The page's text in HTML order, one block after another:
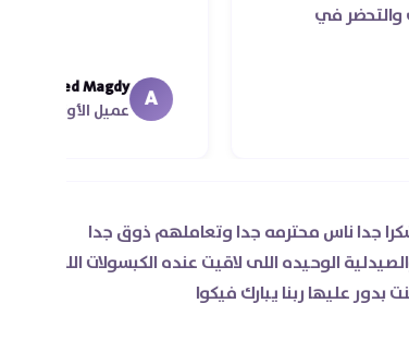
في
Ahmed Magdy
عميل الأونلاين
شكرا جدا ناس محترمه جدا وتعاملهم ذوق جدا
والصيدلية الوحيده اللى لاقيت عنده الكبسولات
كنت بدور عليها ربنا يبارك فيكوا